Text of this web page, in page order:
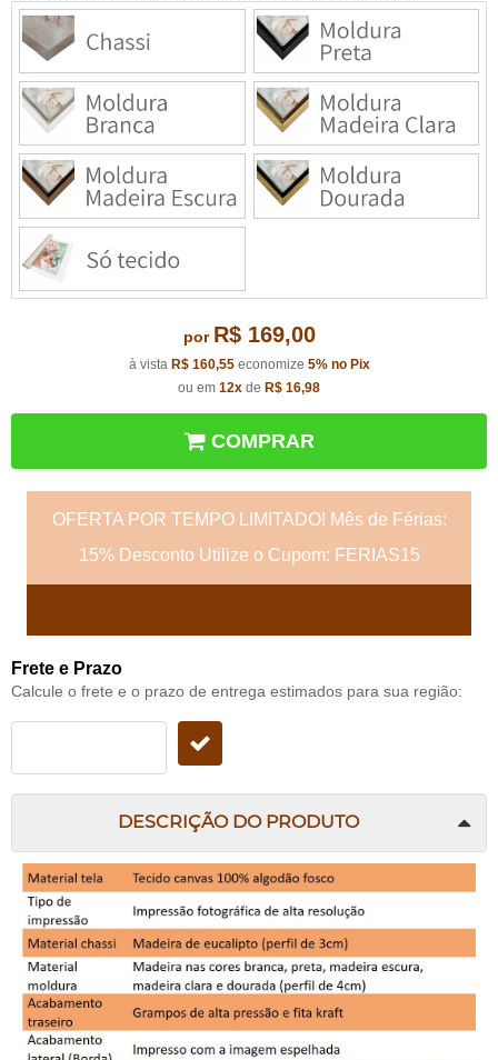
por R$ 169,00
à vista R$ 160,55economize 5% no Pix
ou em 12x de R$ 16,98
COMPRAR
OFERTA POR TEMPO LIMITADO! Mês de Férias:
15% Desconto Utilize o Cupom: FERIAS15
Frete e Prazo
Calcule o frete e o prazo de entrega estimados para sua região:
DESCRIÇÃO DO PRODUTO